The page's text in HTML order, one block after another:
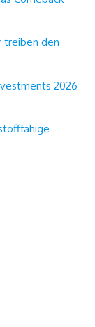
treiben den
2026